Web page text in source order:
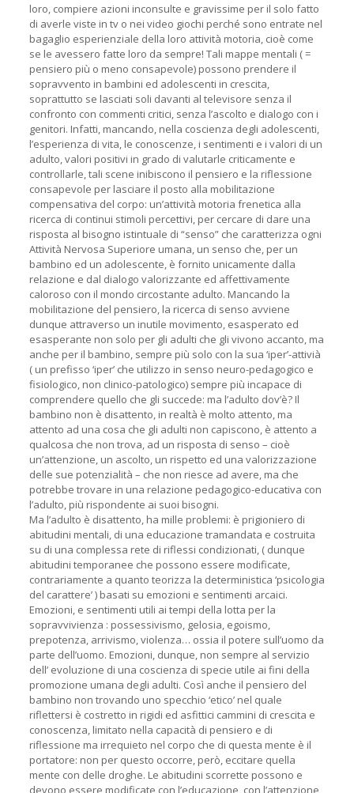
loro, compiere azioni inconsulte e gravissime per il solo fatto
di averle viste in tv o nei video giochi perché sono entrate nel
bagaglio esperienziale della loro attività motoria, cioè come
se le avessero fatte loro da sempre! Tali mappe mentali ( =
pensiero più o meno consapevole) possono prendere il
sopravvento in bambini ed adolescenti in crescita,
soprattutto se lasciati soli davanti al televisore senza il
confronto con commenti critici, senza l’ascolto e dialogo con i
genitori. Infatti, mancando, nella coscienza degli adolescenti,
l’esperienza di vita, le conoscenze, i sentimenti e i valori di un
adulto, valori positivi in grado di valutarle criticamente e
controllarle, tali scene inibiscono il pensiero e la riflessione
consapevole per lasciare il posto alla mobilitazione
compensativa del corpo: un’attività motoria frenetica alla
ricerca di continui stimoli percettivi, per cercare di dare una
risposta al bisogno istintuale di “senso” che caratterizza ogni
Attività Nervosa Superiore umana, un senso che, per un
bambino ed un adolescente, è fornito unicamente dalla
relazione e dal dialogo valorizzante ed affettivamente
caloroso con il mondo circostante adulto. Mancando la
mobilitazione del pensiero, la ricerca di senso avviene
dunque attraverso un inutile movimento, esasperato ed
esasperante non solo per gli adulti che gli vivono accanto, ma
anche per il bambino, sempre più solo con la sua ‘iper’-attivià
( un prefisso ‘iper’ che utilizzo in senso neuro-pedagogico e
fisiologico, non clinico-patologico) sempre più incapace di
comprendere quello che gli succede: ma l’adulto dov’è? Il
bambino non è disattento, in realtà è molto attento, ma
attento ad una cosa che gli adulti non capiscono, è attento a
qualcosa che non trova, ad un risposta di senso – cioè
un’attenzione, un ascolto, un rispetto ed una valorizzazione
delle sue potenzialità – che non riesce ad avere, ma che
potrebbe trovare in una relazione pedagogico-educativa con
l’adulto, più rispondente ai suoi bisogni.
Ma l’adulto è disattento, ha mille problemi: è prigioniero di
abitudini mentali, di una educazione tramandata e costruita
su di una complessa rete di riflessi condizionati, ( dunque
abitudini temporanee che possono essere modificate,
contrariamente a quanto teorizza la deterministica ‘psicologia
del carattere’ ) basati su emozioni e sentimenti arcaici.
Emozioni, e sentimenti utili ai tempi della lotta per la
sopravvivienza : possessivismo, gelosia, egoismo,
prepotenza, arrivismo, violenza… ossia il potere sull’uomo da
parte dell’uomo. Emozioni, dunque, non sempre al servizio
dell’ evoluzione di una coscienza di specie utile ai fini della
promozione umana degli adulti. Così anche il pensiero del
bambino non trovando uno specchio ‘etico’ nel quale
riflettersi è costretto in rigidi ed asfittici cammini di crescita e
conoscenza, limitato nella capacità di pensiero e di
riflessione ma irrequieto nel corpo che di questa mente è il
portatore: non per questo occorre, però, eccitare quella
mente con delle droghe. Le abitudini scorrette possono e
devono essere modificate con l’educazione, con l’attenzione